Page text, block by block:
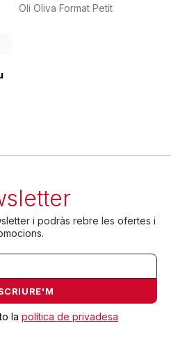
Oli Oliva Format Petit
i podràs rebre les ofertes i
la política de privadesa